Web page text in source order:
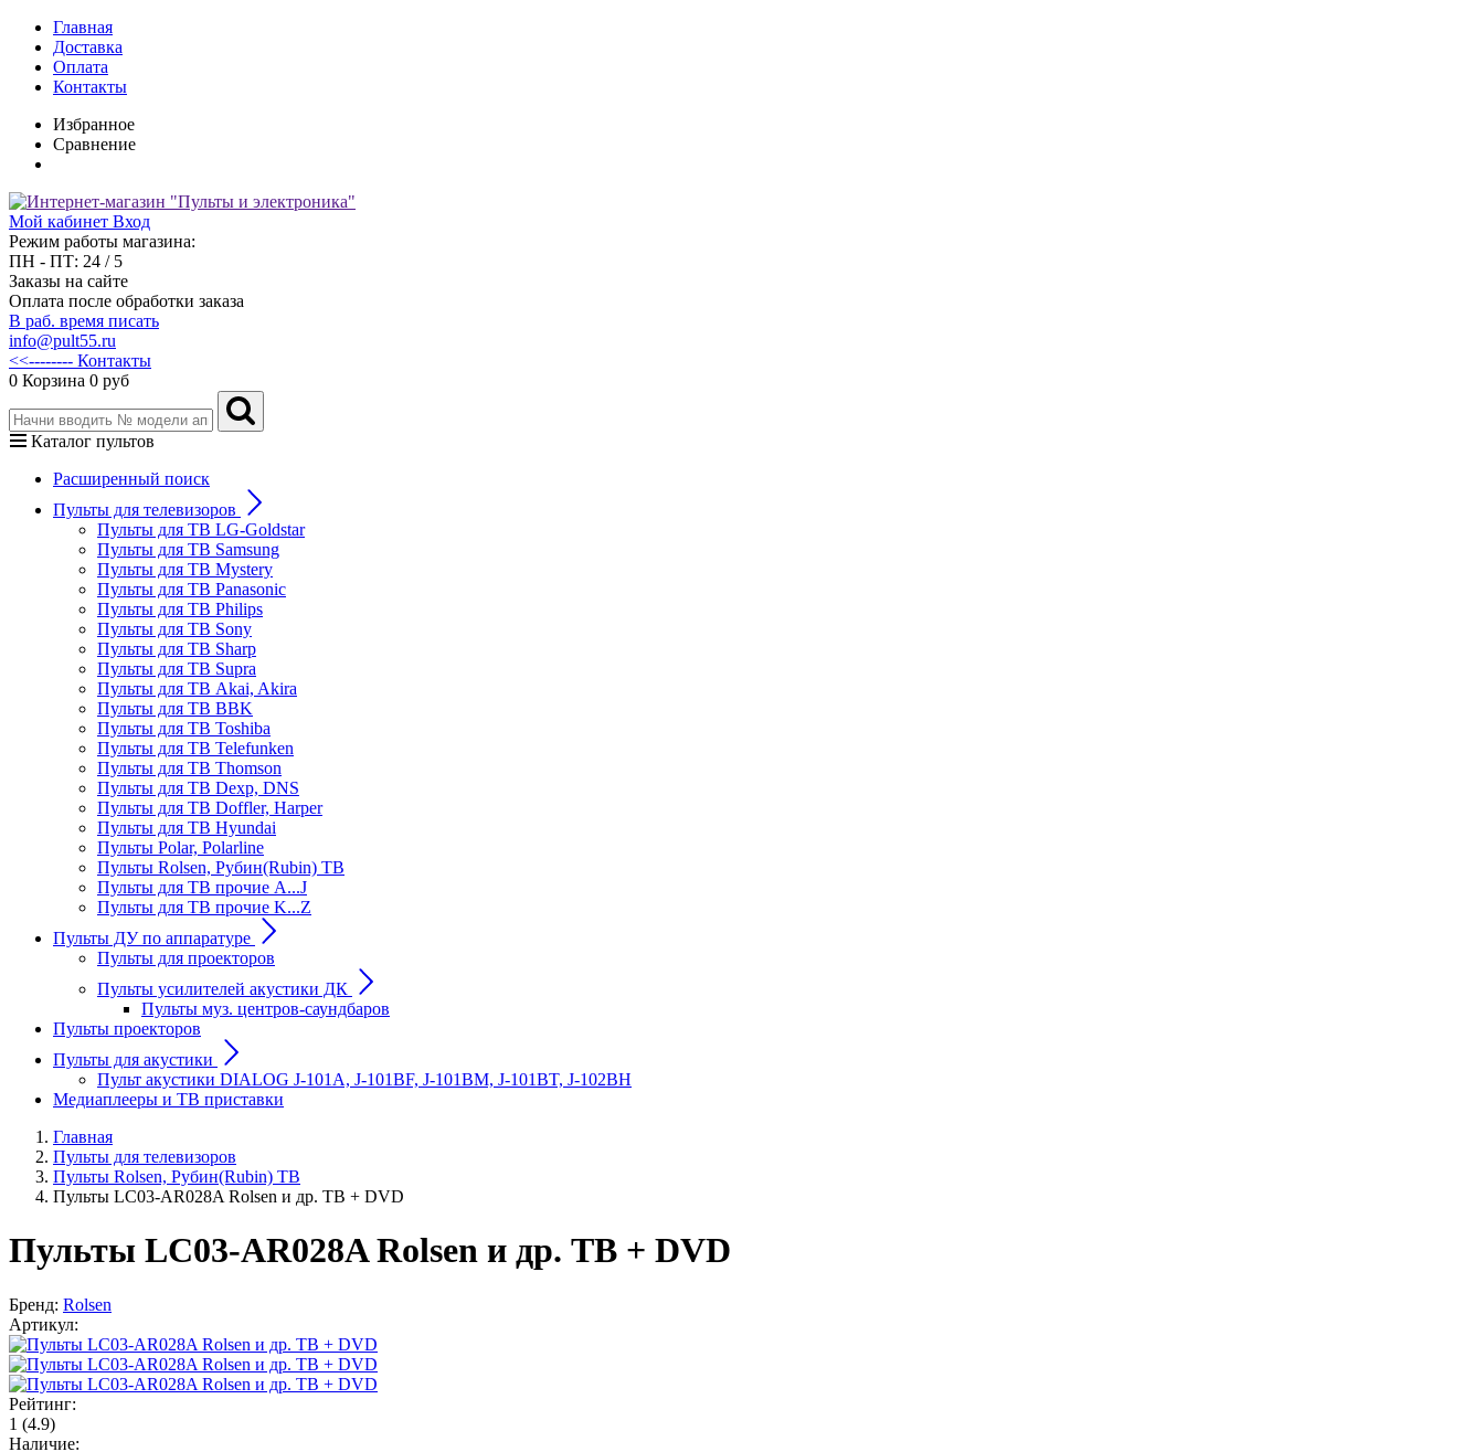
Главная
Доставка
Оплата
Контакты
Избранное
Сравнение
Мой кабинет Вход
Режим работы магазина:
ПН - ПТ: 24 / 5
Заказы на сайте
Оплата после обработки заказа
В раб. время писать
info@pult55.ru
<<-------- Контакты
0 Корзина 0 руб
Каталог пультов
Расширенный поиск
Пульты для телевизоров
Пульты для ТВ LG-Goldstar
Пульты для ТВ Samsung
Пульты для ТВ Mystery
Пульты для ТВ Panasonic
Пульты для ТВ Philips
Пульты для ТВ Sony
Пульты для ТВ Sharp
Пульты для ТВ Supra
Пульты для ТВ Akai, Akira
Пульты для ТВ BBK
Пульты для ТВ Toshiba
Пульты для ТВ Telefunken
Пульты для ТВ Thomson
Пульты для ТВ Dexp, DNS
Пульты для ТВ Doffler, Harper
Пульты для ТВ Hyundai
Пульты Polar, Polarline
Пульты Rolsen, Рубин(Rubin) ТВ
Пульты для ТВ прочие A...J
Пульты для ТВ прочие K...Z
Пульты ДУ по аппаратуре
Пульты для проекторов
Пульты усилителей акустики ДК
Пульты муз. центров-саундбаров
Пульты проекторов
Пульты для акустики
Пульт акустики DIALOG J-101A, J-101BF, J-101BM, J-101BT, J-102BH
Медиаплееры и ТВ приставки
Главная
Пульты для телевизоров
Пульты Rolsen, Рубин(Rubin) ТВ
Пульты LC03-AR028A Rolsen и др. ТВ + DVD
Пульты LC03-AR028A Rolsen и др. ТВ + DVD
Бренд: Rolsen
Артикул:
Рейтинг:
1 (4.9)
Наличие: